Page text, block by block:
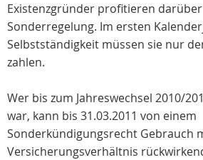
Existenzgründer profitieren
Sonderregelung. Im ersten
Selbstständigkeit müssen sie nur
zahlen.
Wer bis zum Jahreswechsel 2010/
war, kann bis 31.03.2011 von einem
Sonderkündigungsrecht Gebrauch
Versicherungsverhältnis